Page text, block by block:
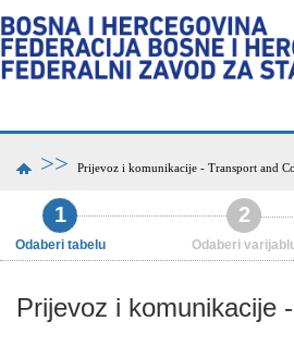
>> Prijevoz i komunikacije - Transport and
1
Odaberi tabelu
2
Odaberi
Prijevoz i komunikacije